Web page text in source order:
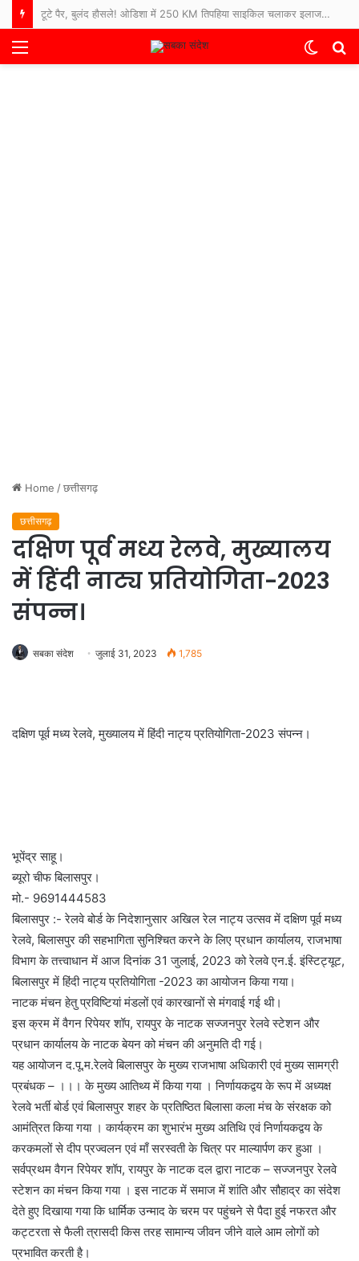
टूटे पैर, बुलंद हौसले! ओडिशा में 250 KM तिपहिया साइकिल चलाकर इलाज कराने अस्पताल पहुंचे 65 साल के बुजुर्ग
Menu
Switch
Home /छत्तीसगढ़
छत्तीसगढ़
दक्षिण पूर्व मध्य रेलवे, मुख्यालय
में हिंदी नाट्य प्रतियोगिता-2023
संपन्न।
सबका संदेश जुलाई 31, 2023 1,785
दक्षिण पूर्व मध्य रेलवे, मुख्यालय में हिंदी नाट्य प्रतियोगिता-2023 संपन्न।
भूपेंद्र साहू।
ब्यूरो चीफ बिलासपुर।
मो.- 9691444583
बिलासपुर :- रेलवे बोर्ड के निदेशानुसार अखिल रेल नाट्य उत्सव में दक्षिण पूर्व मध्य
रेलवे, बिलासपुर की सहभागिता सुनिश्चित करने के लिए प्रधान कार्यालय, राजभाषा
विभाग के तत्त्वाधान में आज दिनांक 31 जुलाई, 2023 को रेलवे एन.ई. इंस्टिट्यूट,
बिलासपुर में हिंदी नाट्य प्रतियोगिता -2023 का आयोजन किया गया‌।
नाटक मंचन हेतु प्रविष्टियां मंडलों एवं कारखानों से मंगवाई गई थी।
इस क्रम में वैगन रिपेयर शॉप, रायपुर के नाटक सज्जनपुर रेलवे स्टेशन और
प्रधान कार्यालय के नाटक बेयन को मंचन की अनुमति दी गई।
यह आयोजन द.पू.म.रेलवे बिलासपुर के मुख्य राजभाषा अधिकारी एवं मुख्य सामग्री
प्रबंधक – ।।। के मुख्य आतिथ्य में किया गया । निर्णायकद्वय के रूप में अध्यक्ष
रेलवे भर्ती बोर्ड एवं बिलासपुर शहर के प्रतिष्ठित बिलासा कला मंच के संरक्षक को
आमंत्रित किया गया । कार्यक्रम का शुभारंभ मुख्य अतिथि एवं निर्णायकद्वय के
करकमलों से दीप प्रज्वलन एवं माँ सरस्वती के चित्र पर माल्यार्पण कर हुआ ।
सर्वप्रथम वैगन रिपेयर शॉप, रायपुर के नाटक दल द्वारा नाटक – सज्जनपुर रेलवे
स्टेशन का मंचन किया गया । इस नाटक में समाज में शांति और सौहाद्र का संदेश
देते हुए दिखाया गया कि धार्मिक उन्माद के चरम पर पहुंचने से पैदा हुई नफरत और
कट्टरता से फैली त्रासदी किस तरह सामान्य जीवन जीने वाले आम लोगों को
प्रभावित करती है।